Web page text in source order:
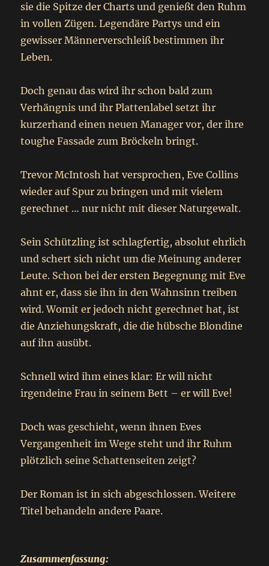
sie die Spitze der Charts und genießt den Ruhm
in vollen Zügen. Legendäre Partys und ein
gewisser Männerverschleiß bestimmen ihr
Leben.
Doch genau das wird ihr schon bald zum
Verhängnis und ihr Plattenlabel setzt ihr
kurzerhand einen neuen Manager vor, der ihre
toughe Fassade zum Bröckeln bringt.
Trevor McIntosh hat versprochen, Eve Collins
wieder auf Spur zu bringen und mit vielem
gerechnet … nur nicht mit dieser Naturgewalt.
Sein Schützling ist schlagfertig, absolut ehrlich
und schert sich nicht um die Meinung anderer
Leute. Schon bei der ersten Begegnung mit Eve
ahnt er, dass sie ihn in den Wahnsinn treiben
wird. Womit er jedoch nicht gerechnet hat, ist
die Anziehungskraft, die die hübsche Blondine
auf ihn ausübt.
Schnell wird ihm eines klar: Er will nicht
irgendeine Frau in seinem Bett – er will Eve!
Doch was geschieht, wenn ihnen Eves
Vergangenheit im Wege steht und ihr Ruhm
plötzlich seine Schattenseiten zeigt?
Der Roman ist in sich abgeschlossen. Weitere
Titel behandeln andere Paare.
Zusammenfassung: